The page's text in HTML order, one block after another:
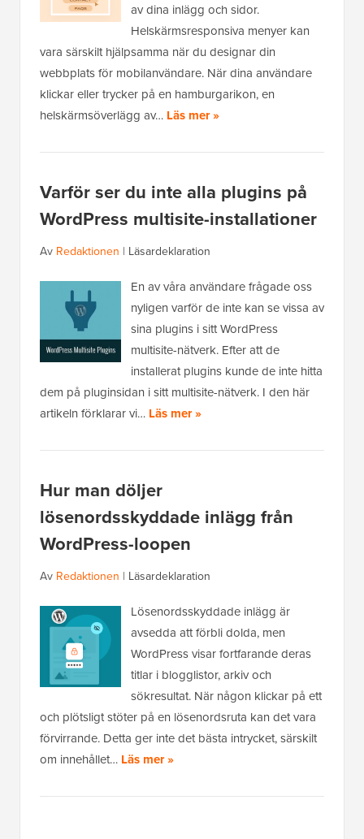
av dina inlägg och sidor.
Helskärmsresponsiva menyer kan
vara särskilt hjälpsamma när du designar din
webbplats för mobilanvändare. När dina användare
klickar eller trycker på en hamburgarikon, en
helskärmsöverlägg av… Läs mer »
Varför ser du inte alla plugins på
WordPress multisite-installationer
Av Redaktionen | Läsardeklaration
En av våra användare frågade oss
nyligen varför de inte kan se vissa av
sina plugins i sitt WordPress
multisite-nätverk. Efter att de
installerat plugins kunde de inte hitta
dem på pluginsidan i sitt multisite-nätverk. I den här
artikeln förklarar vi… Läs mer »
Hur man döljer
lösenordsskyddade inlägg från
WordPress-loopen
Av Redaktionen | Läsardeklaration
Lösenordsskyddade inlägg är
avsedda att förbli dolda, men
WordPress visar fortfarande deras
titlar i blogglistor, arkiv och
sökresultat. När någon klickar på ett
och plötsligt stöter på en lösenordsruta kan det vara
förvirrande. Detta ger inte det bästa intrycket, särskilt
om innehållet… Läs mer »